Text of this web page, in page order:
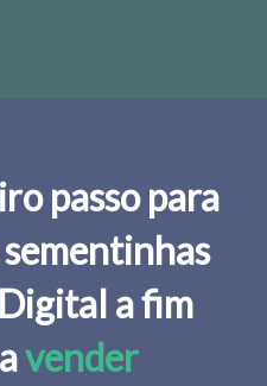
passo para
a fim
vender